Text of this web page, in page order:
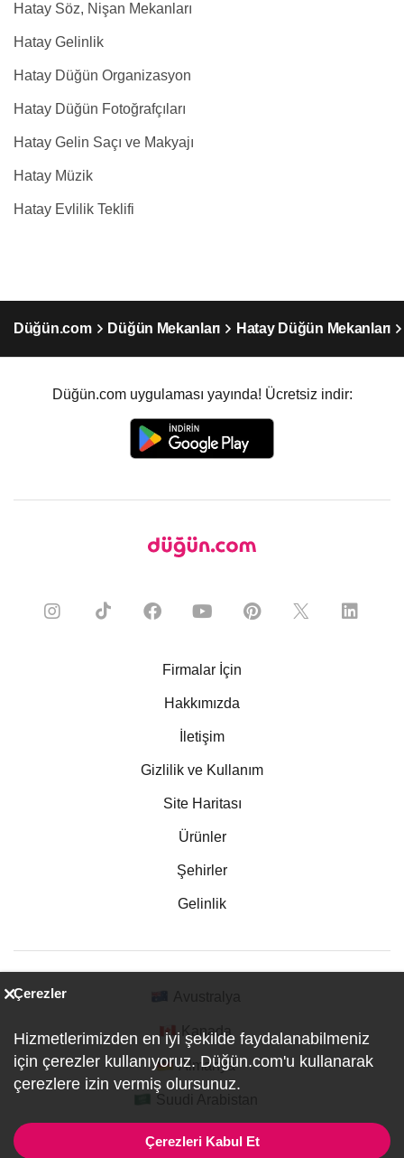
Hatay Söz, Nişan Mekanları
Hatay Gelinlik
Hatay Düğün Organizasyon
Hatay Düğün Fotoğrafçıları
Hatay Gelin Saçı ve Makyajı
Hatay Müzik
Hatay Evlilik Teklifi
Düğün.com Düğün Mekanları Hatay Düğün Mekanları
Düğün.com uygulaması yayında! Ücretsiz indir:
Firmalar İçin
Hakkımızda
İletişim
Gizlilik ve Kullanım
Site Haritası
Ürünler
Şehirler
Gelinlik
Kanada
Almanya
Çerezler
Hizmetlerimizden en iyi şekilde faydalanabilmeniz
için çerezler kullanıyoruz. Düğün.com'u kullanarak
çerezlere izin vermiş olursunuz.
Çerezleri Kabul Et